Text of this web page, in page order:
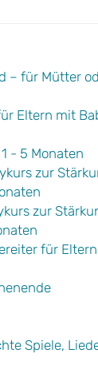
– für Mütter
Eltern mit
- 5 Monaten
zur
zur
für
Spiele,